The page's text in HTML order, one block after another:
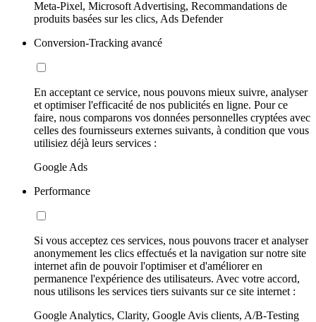
Meta-Pixel, Microsoft Advertising, Recommandations de
produits basées sur les clics, Ads Defender
Conversion-Tracking avancé
En acceptant ce service, nous pouvons mieux suivre, analyser
et optimiser l'efficacité de nos publicités en ligne. Pour ce
faire, nous comparons vos données personnelles cryptées avec
celles des fournisseurs externes suivants, à condition que vous
utilisiez déjà leurs services :
Google Ads
Performance
Si vous acceptez ces services, nous pouvons tracer et analyser
anonymement les clics effectués et la navigation sur notre site
internet afin de pouvoir l'optimiser et d'améliorer en
permanence l'expérience des utilisateurs. Avec votre accord,
nous utilisons les services tiers suivants sur ce site internet :
Google Analytics, Clarity, Google Avis clients, A/B-Testing